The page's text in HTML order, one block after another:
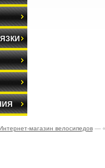
магазин велосипедов—